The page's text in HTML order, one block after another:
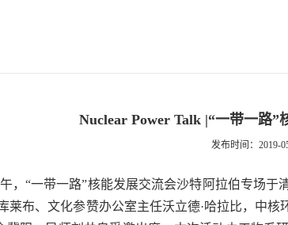
Nuclear Power Talk |“一带一路”
发布时间：2019-
，“一带一路”核能发展交流会沙特阿拉伯专场
莱布、文化参赞办公室主任沃立德·哈拉比，中